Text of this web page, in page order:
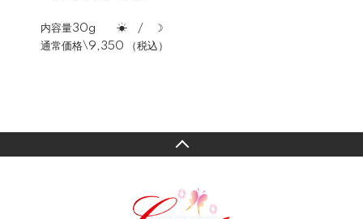
内容量30g ☀ / ☽
通常価格\9,350 （税込）